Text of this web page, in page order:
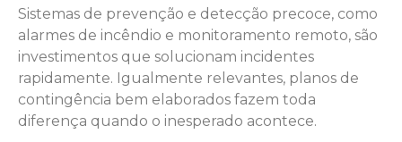
Sistemas de prevenção e detecção precoce, como
alarmes de incêndio e monitoramento remoto, são
investimentos que solucionam incidentes
rapidamente. Igualmente relevantes, planos de
contingência bem elaborados fazem toda
diferença quando o inesperado acontece.